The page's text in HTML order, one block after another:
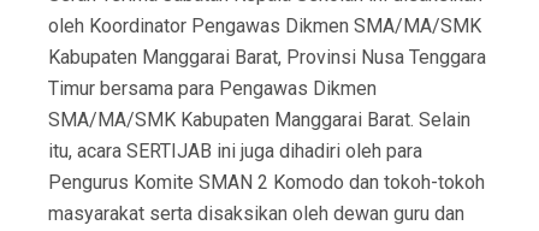
oleh Koordinator Pengawas Dikmen SMA/MA/SMK
Kabupaten Manggarai Barat, Provinsi Nusa Tenggara
Timur bersama para Pengawas Dikmen
SMA/MA/SMK Kabupaten Manggarai Barat. Selain
itu, acara SERTIJAB ini juga dihadiri oleh para
Pengurus Komite SMAN 2 Komodo dan tokoh-tokoh
masyarakat serta disaksikan oleh dewan guru dan